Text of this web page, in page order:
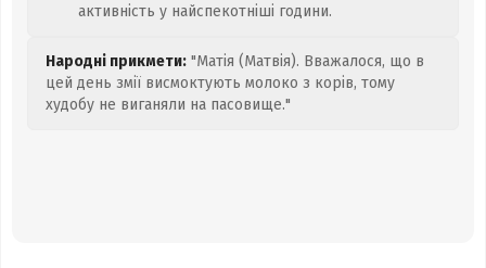
активність у найспекотніші години.
Народні прикмети: "Матія (Матвія). Вважалося, що в
цей день змії висмоктують молоко з корів, тому
худобу не виганяли на пасовище."